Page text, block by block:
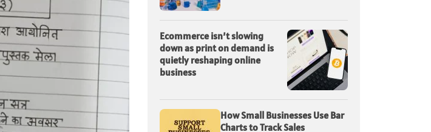
Ecommerce isn’t slowing
down as print on demand is
quietly reshaping online
business
How Small Businesses Use Bar
Charts to Track Sales